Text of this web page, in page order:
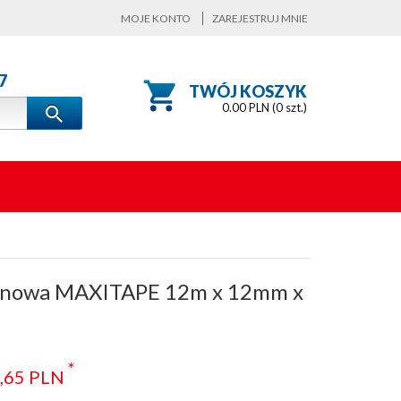
MOJE KONTO ZAREJESTRUJ MNIE
TWÓJ KOSZYK
0.00PLN (0szt.)
MAXITAPE 12m x 12mm x
65 PLN *